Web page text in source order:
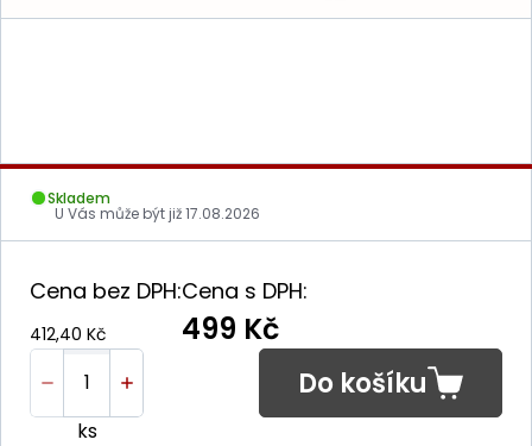
Skladem
U Vás může být již17.08.2026
Cena bez DPH:
412,40 Kč
Cena s DPH:
499 Kč
ks
Do košíku